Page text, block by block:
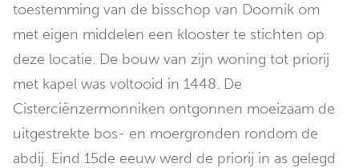
toestemming van de bisschop van Doornik om
met eigen middelen een klooster te stichten op
deze locatie. De bouw van zijn woning tot priorij
met kapel was voltooid in 1448. De
Cisterciënzermonniken ontgonnen moeizaam de
uitgestrekte bos- en moergronden rondom de
abdij. Eind 15de eeuw werd de priorij in as gelegd